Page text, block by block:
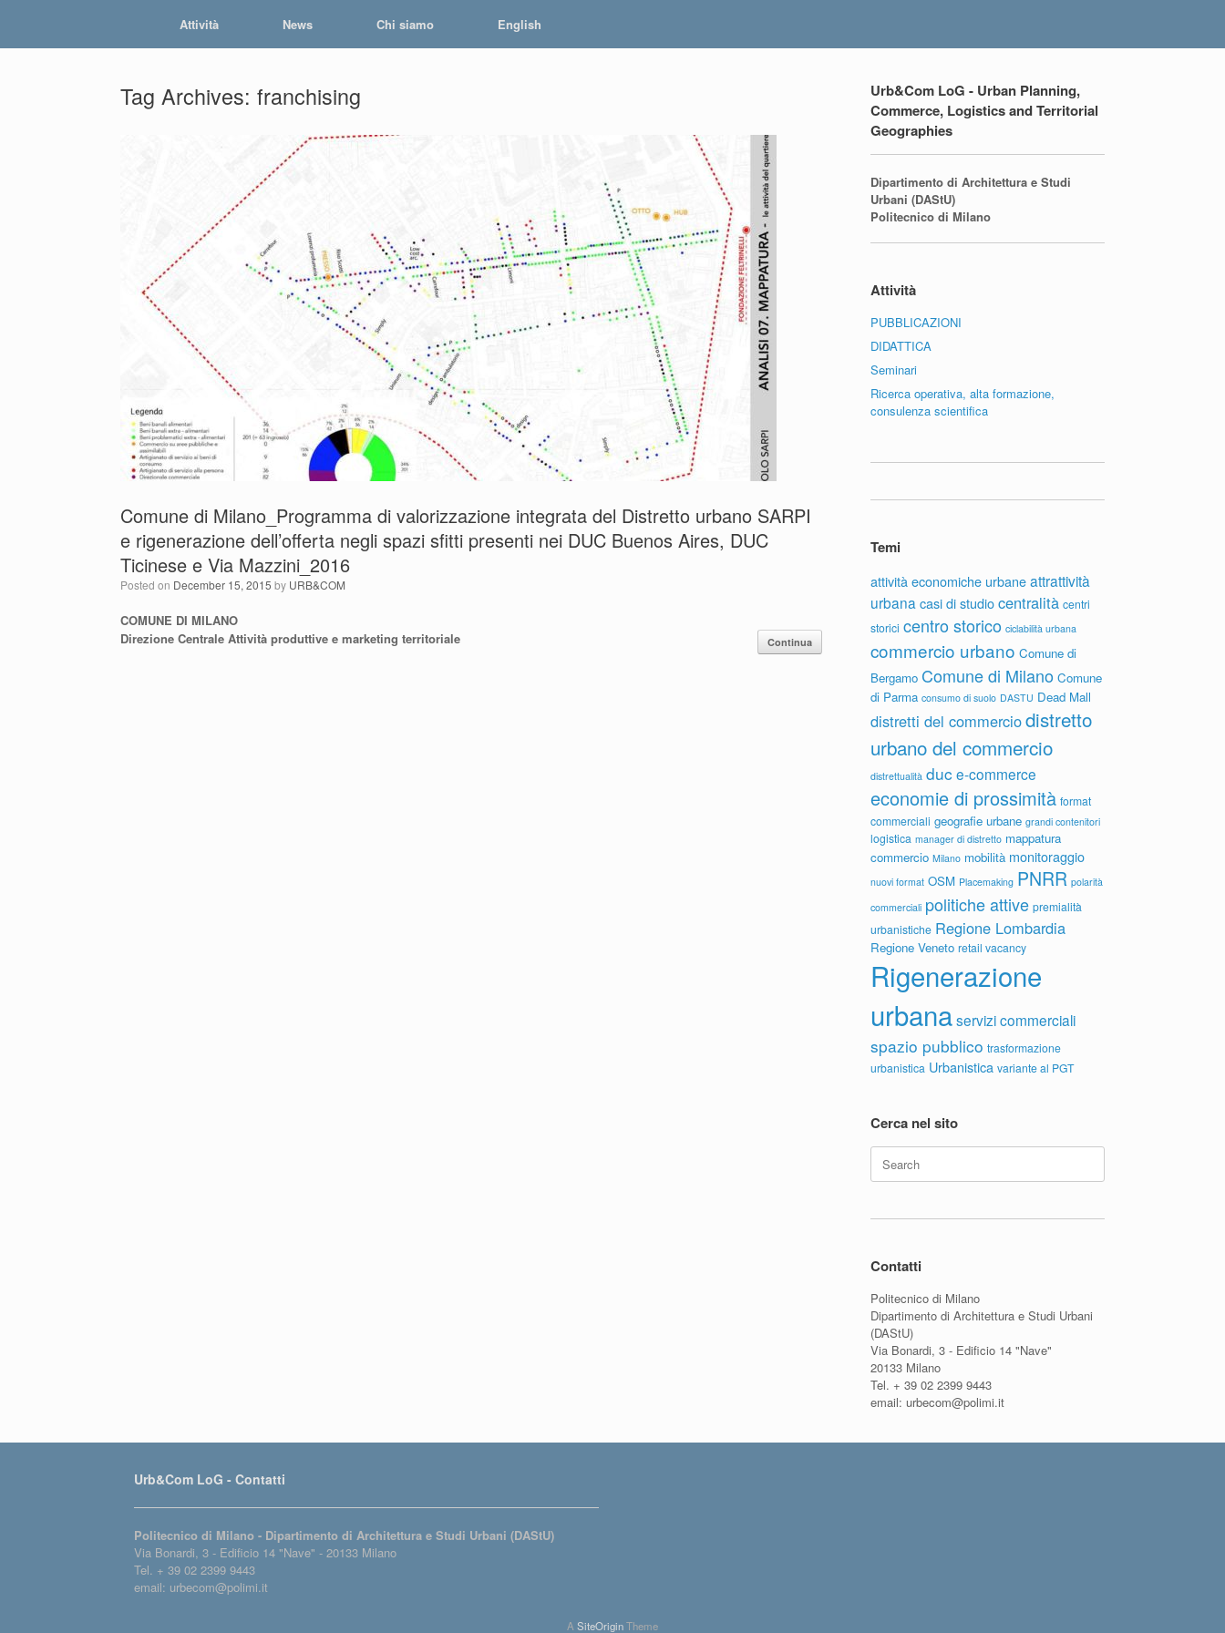
Attività News Chi siamo English
Tag Archives: franchising
Comune di Milano_Programma di valorizzazione integrata del Distretto urbano SARPI
e rigenerazione dell’offerta negli spazi sfitti presenti nei DUC Buenos Aires, DUC
Ticinese e Via Mazzini_2016
Posted on December 15, 2015 by URB&COM
COMUNE DI MILANO
Direzione Centrale Attività produttive e marketing territoriale
Continua
Urb&Com LoG - Urban Planning,
Commerce, Logistics and Territorial
Geographies
Dipartimento di Architettura e Studi
Urbani (DAStU)
Politecnico di Milano
Attività
PUBBLICAZIONI
DIDATTICA
Seminari
Ricerca operativa, alta formazione,
consulenza scientifica
Temi
attività economiche urbane attrattività
urbana casi di studio centralità centri
storici centro storico ciclabilità urbana
commercio urbano Comune di
Bergamo Comune di Milano Comune
di Parma consumo di suolo DASTU Dead Mall
distretti del commerciodistretto
urbano del commercio
distrettualità duc e-commerce
economie di prossimità format
commerciali geografie urbane grandi contenitori
logistica manager di distretto mappatura
commercio Milano mobilità monitoraggio
nuovi format OSM Placemaking PNRR polarità
commerciali politiche attive premialità
urbanistiche Regione Lombardia
Regione Veneto retail vacancy
Rigenerazione
urbanaservizi commerciali
spazio pubblico trasformazione
urbanistica Urbanistica variante al PGT
Cerca nel sito
Search
for:
Contatti
Politecnico di Milano
Dipartimento di Architettura e Studi Urbani
(DAStU)
Via Bonardi, 3 - Edificio 14 "Nave"
20133 Milano
Tel. + 39 02 2399 9443
email: urbecom@polimi.it
Urb&Com LoG - Contatti
Politecnico di Milano - Dipartimento di Architettura e Studi Urbani (DAStU)
Via Bonardi, 3 - Edificio 14 "Nave" - 20133 Milano
Tel. + 39 02 2399 9443
email: urbecom@polimi.it
A SiteOriginTheme